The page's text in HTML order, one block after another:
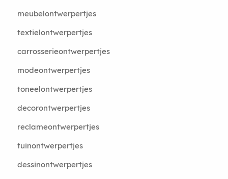
meubelontwerpertjes
textielontwerpertjes
carrosserieontwerpertjes
modeontwerpertjes
toneelontwerpertjes
decorontwerpertjes
reclameontwerpertjes
tuinontwerpertjes
dessinontwerpertjes